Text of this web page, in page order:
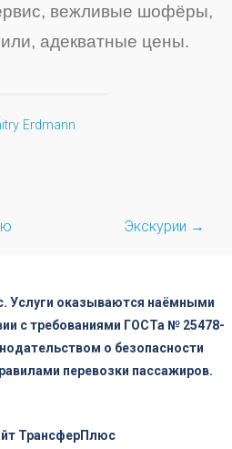
вежливые шофёры,
адекватные цены.
Erdmann
Экскурии →
Услуги оказываются наёмными
с требованиями ГОСТа № 25478-
о безопасности
перевозки пассажиров.
ТрансферПлюс